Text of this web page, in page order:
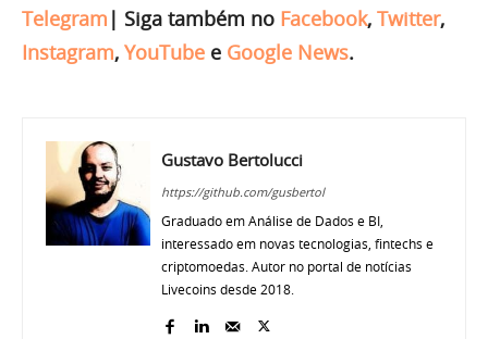
Telegram | Siga também no Facebook, Twitter,
Instagram, YouTube e Google News.
Gustavo Bertolucci
https://github.com/gusbertol
Graduado em Análise de Dados e BI,
interessado em novas tecnologias, fintechs e
criptomoedas. Autor no portal de notícias
Livecoins desde 2018.